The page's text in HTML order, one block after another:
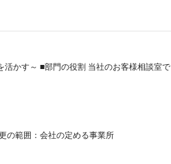
かす～ ■部門の役割 当社のお客様相談室で
の範囲：会社の定める事業所